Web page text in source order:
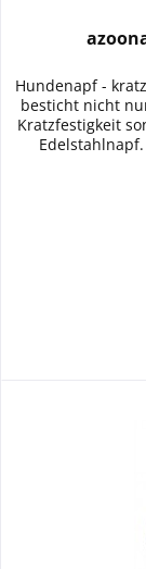
Hundenapf -
besticht nicht
Kratzfestigkeit